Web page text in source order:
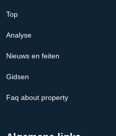
Top
Analyse
Nieuws en feiten
Gidsen
Faq about property